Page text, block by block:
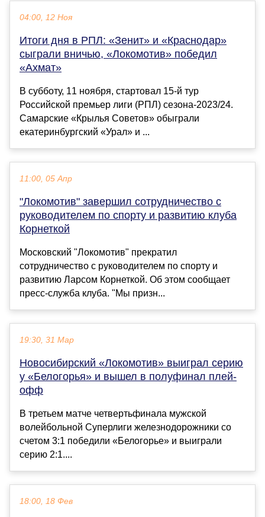
04:00, 12 Ноя
Итоги дня в РПЛ: «Зенит» и «Краснодар»
сыграли вничью, «Локомотив» победил
«Ахмат»
В субботу, 11 ноября, стартовал 15-й тур
Российской премьер лиги (РПЛ) сезона-2023/24.
Самарские «Крылья Советов» обыграли
екатеринбургский «Урал» и ...
11:00, 05 Апр
"Локомотив" завершил сотрудничество с
руководителем по спорту и развитию клуба
Корнеткой
Московский "Локомотив" прекратил
сотрудничество с руководителем по спорту и
развитию Ларсом Корнеткой. Об этом сообщает
пресс-служба клуба. "Мы призн...
19:30, 31 Мар
Новосибирский «Локомотив» выиграл серию
у «Белогорья» и вышел в полуфинал плей-
офф
В третьем матче четвертьфинала мужской
волейбольной Суперлиги железнодорожники со
счетом 3:1 победили «Белогорье» и выиграли
серию 2:1....
18:00, 18 Фев